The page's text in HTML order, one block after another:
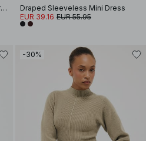
Robe maxi à manches courtes drapée
Draped Sleeveless Mini Dress
EUR 39.16 EUR 55.95
-30%